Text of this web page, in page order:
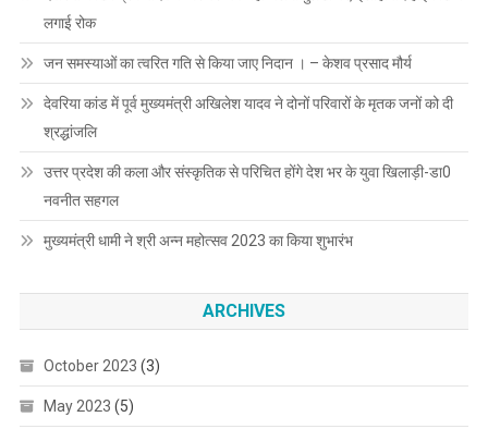
लगाई रोक
जन समस्याओं का त्वरित गति से किया जाए निदान । – केशव प्रसाद मौर्य
देवरिया कांड में पूर्व मुख्यमंत्री अखिलेश यादव ने दोनों परिवारों के मृतक जनों को दी
श्रद्धांजलि
उत्तर प्रदेश की कला और संस्कृतिक से परिचित होंगे देश भर के युवा खिलाड़ी-डा0
नवनीत सहगल
मुख्यमंत्री धामी ने श्री अन्न महोत्सव 2023 का किया शुभारंभ
ARCHIVES
October 2023 (3)
May 2023 (5)